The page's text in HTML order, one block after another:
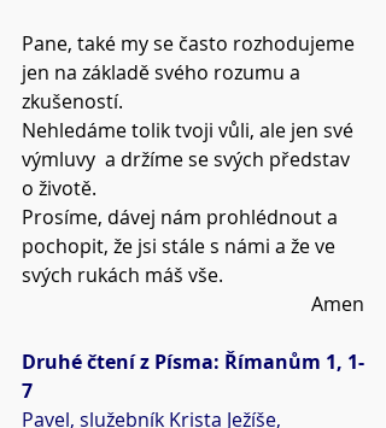
Pane, také my se často rozhodujeme
jen na základě svého rozumu a
zkušeností.
Nehledáme tolik tvoji vůli, ale jen své
výmluvy  a držíme se svých představ
o životě.
Prosíme, dávej nám prohlédnout a
pochopit, že jsi stále s námi a že ve
svých rukách máš vše.
Amen
Druhé čtení z Písma: Římanům 1, 1-
7
Pavel, služebník Krista Ježíše,